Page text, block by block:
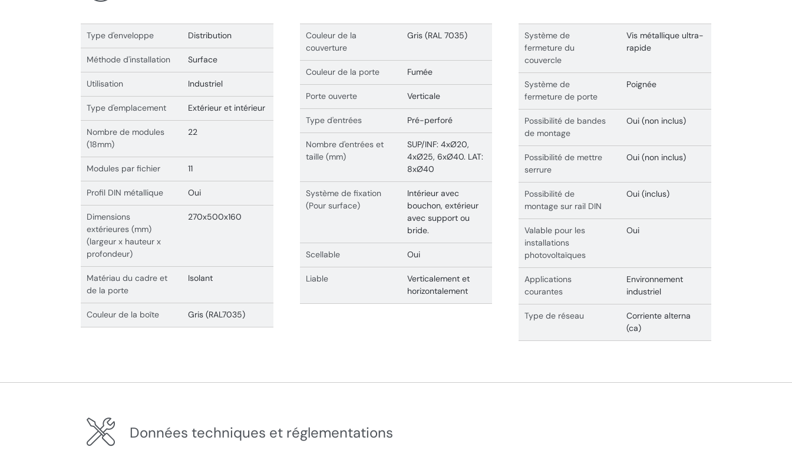
Type d'enveloppe Distribution
Méthode d'installation Surface
Utilisation Industriel
Type d'emplacement Extérieur et intérieur
Nombre de modules
(18mm)
22
Modules par fichier 11
Profil DIN métallique Oui
Dimensions
extérieures (mm)
(largeur x hauteur x
profondeur)
270x500x160
Matériau du cadre et
de la porte
Isolant
Couleur de la boîte Gris (RAL7035)
Couleur de la
couverture
Gris (RAL 7035)
Couleur de la porte Fumée
Porte ouverte Verticale
Type d'entrées Pré-perforé
Nombre d'entrées et
taille (mm)
SUP/INF: 4xØ20,
4xØ25, 6xØ40. LAT:
8xØ40
Système de fixation
(Pour surface)
Intérieur avec
bouchon, extérieur
avec support ou
bride.
Scellable Oui
Liable
Verticalement et
horizontalement
Système de
fermeture du
couvercle
Vis métallique ultra-
rapide
Système de
fermeture de porte
Poignée
Possibilité de bandes
de montage
Oui (non inclus)
Possibilité de mettre
serrure
Oui (non inclus)
Possibilité de
montage sur rail DIN
Oui (inclus)
Valable pour les
installations
photovoltaïques
Oui
Applications
courantes
Environnement
industriel
Type de réseau
Corriente alterna
(ca)
Données techniques et réglementations